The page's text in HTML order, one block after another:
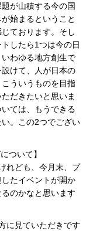
が山積する今の国
始まるということ
ております。そし
したら1つは今の日
わゆる地方創生で
けて、人が日本の
ういうものを目指
だきたいと思いま
ては、もうできる
。この2つでござい
ついて】
れども、今月末、プ
たイベントが開か
のかなと思います
に見ていただきです